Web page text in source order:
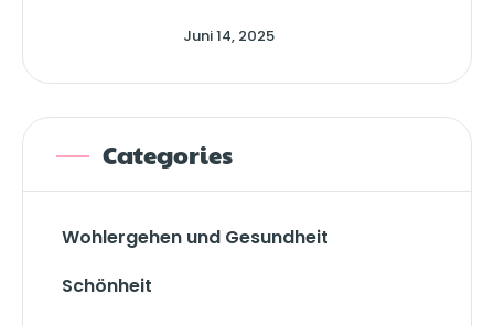
Juni 14, 2025
Categories
Wohlergehen und Gesundheit
Schönheit